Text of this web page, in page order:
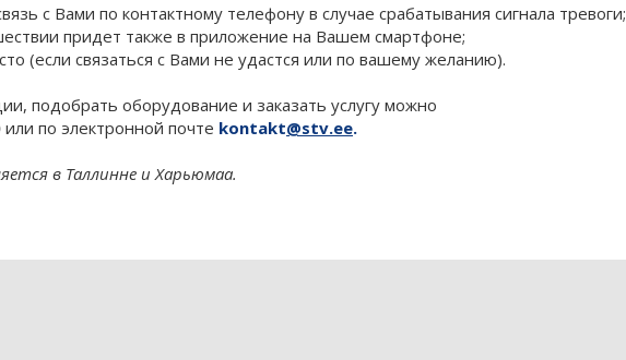
с Вами по контактному телефону в случае срабатывания сигнала тревоги;
придет также в приложение на Вашем смартфоне;
(если связаться с Вами не удаcтся или по вашему желанию).
подобрать оборудование и заказать услугу можно
или по электронной почте kontakt@stv.ee.
в Таллинне и Харьюмаа.